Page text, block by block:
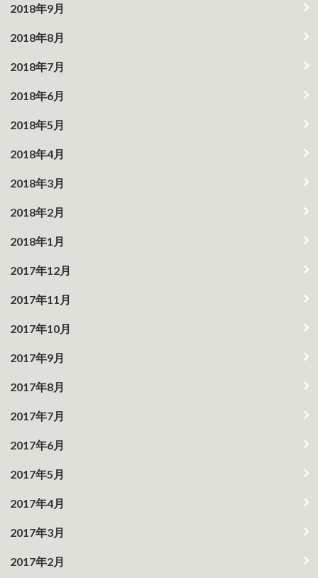
2018年9月
2018年8月
2018年7月
2018年6月
2018年5月
2018年4月
2018年3月
2018年2月
2018年1月
2017年12月
2017年11月
2017年10月
2017年9月
2017年8月
2017年7月
2017年6月
2017年5月
2017年4月
2017年3月
2017年2月